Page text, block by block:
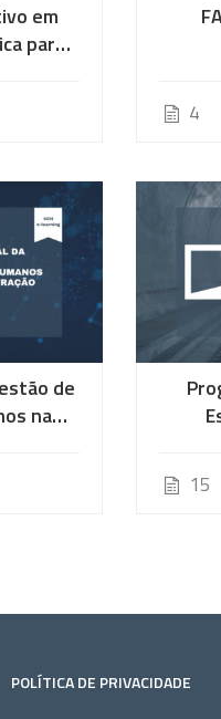
em
para
4
de
na
15
POLÍTICA DE PRIVACIDADE